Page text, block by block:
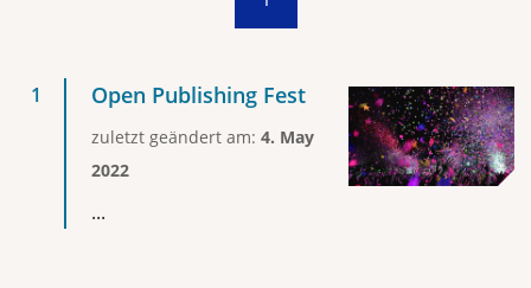
Open Publishing Fest
zuletzt geändert am: 4. May
2022
...